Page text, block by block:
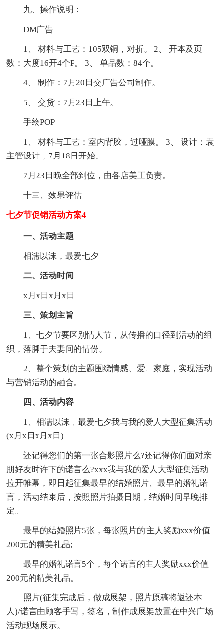
九、操作说明：
DM广告
1、 材料与工艺：105双铜，对折。 2、 开本及页
数：大度16开4个P。 3、 单品数：84个。
4、 制作：7月20日交广告公司制作。
5、 交货：7月23日上午。
手绘POP
1、 材料与工艺：室内背胶，过哑膜。 3、 设计：袁
主管设计，7月18日开始。
7月23日晚全部到位，由各店美工负责。
十三、效果评估
七夕节促销活动方案4
一、活动主题
相濡以沫，最爱七夕
二、活动时间
x月x日x月x日
三、策划主旨
1、七夕节要区别情人节，从传播的口径到活动的组
织，落脚于夫妻间的情份。
2、整个策划的主题围绕情感、爱、家庭，实现活动
与营销活动的融合。
四、活动内容
1、相濡以沫，最爱七夕我与我的爱人大型征集活动
(x月x日x月x日)
还记得您们的第一张合影照片么?还记得你们面对亲
朋好友时许下的诺言么?xxx我与我的爱人大型征集活动
拉开帷幕，即日起征集最早的结婚照片、最早的婚礼诺
言，活动结束后，按照照片拍摄日期，结婚时间早晚排
定。
最早的结婚照片5张，每张照片的'主人奖励xxx价值
200元的精美礼品;
最早的婚礼诺言5个，每个诺言的主人奖励xxx价值
200元的精美礼品。
照片(征集完成后，做成展架，照片原稿将返还本
人)/诺言由顾客手写，签名，制作成展架放置在中兴广场
活动现场展示。